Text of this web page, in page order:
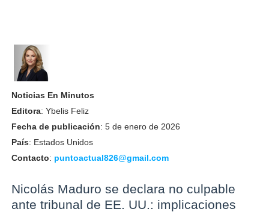
Noticias En Minutos
Editora: Ybelis Feliz
Fecha de publicación: 5 de enero de 2026
País: Estados Unidos
Contacto: puntoactual826@gmail.com
Nicolás Maduro se declara no culpable
ante tribunal de EE. UU.: implicaciones